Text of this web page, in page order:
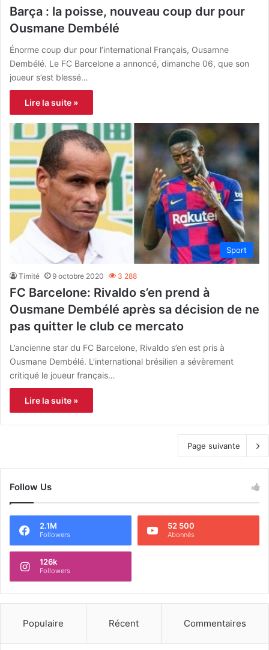
Barça : la poisse, nouveau coup dur pour
Ousmane Dembélé
Énorme coup dur pour l’international Français, Ousamne
Dembélé. Le FC Barcelone a annoncé, dimanche 06, que son
joueur s’est blessé…
Lire la suite »
Sport
Timité 9 octobre 2020 3 288
FC Barcelone: Rivaldo s’en prend à
Ousmane Dembélé après sa décision de ne
pas quitter le club ce mercato
L’ancienne star du FC Barcelone, Rivaldo s’en est pris à
Ousmane Dembélé. L’international brésilien a sévèrement
critiqué le joueur français…
Lire la suite »
Page suivante
Follow Us
2.1M
Followers
52 500
Abonnés
126k
Followers
Populaire Récent Commentaires